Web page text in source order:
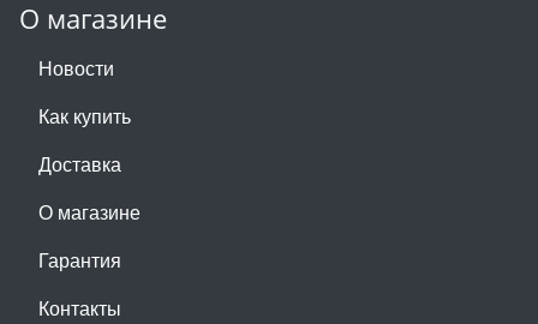
О магазине
Новости
Как купить
Доставка
О магазине
Гарантия
Контакты